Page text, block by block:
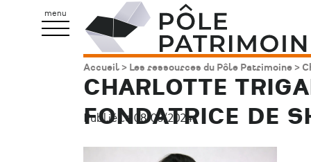
menu
Pôle
Patrimoine
Fil
d'Ariane
Accueil Les ressources du Pôle Patrimoine
CHARLOTTE
FONDATRICE DE
Publié le 08/08/2024.